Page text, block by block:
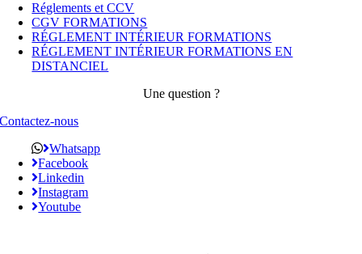
Réglements et CCV
CGV FORMATIONS
RÉGLEMENT INTÉRIEUR FORMATIONS
RÉGLEMENT INTÉRIEUR FORMATIONS EN
DISTANCIEL
Une question ?
Contactez-nous
Whatsapp
Facebook
Linkedin
Instagram
Youtube